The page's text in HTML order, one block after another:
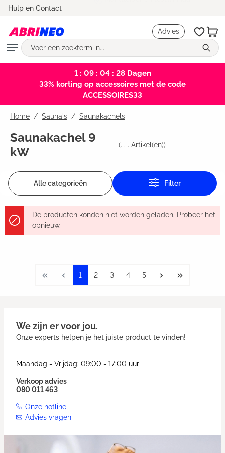
Hulp en Contact
Advies
1 : 09 : 04 : 27Dagen
33% korting op accessoires met de code
ACCESSOIRES33
Home Sauna's / Saunakachels
Saunakachel 9
kW
(. . . Artikel(en))
Alle categorieën Filter
De producten konden niet worden geladen. Probeer het
opnieuw.
1 2 3 4 5
We zijn er voor jou.
Onze experts helpen je het juiste product te vinden!
Maandag - Vrijdag: 09:00 - 17:00 uur
Verkoop advies
080 011 463
Onze hotline
Advies vragen